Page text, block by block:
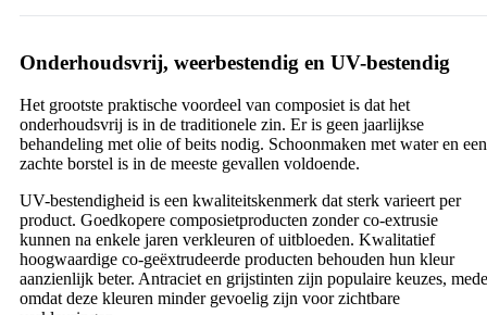
Onderhoudsvrij, weerbestendig en UV-bestendig
Het grootste praktische voordeel van composiet is dat het
onderhoudsvrij is in de traditionele zin. Er is geen jaarlijkse
behandeling met olie of beits nodig. Schoonmaken met water en een
zachte borstel is in de meeste gevallen voldoende.
UV-bestendigheid is een kwaliteitskenmerk dat sterk varieert per
product. Goedkopere composietproducten zonder co-extrusie
kunnen na enkele jaren verkleuren of uitbloeden. Kwalitatief
hoogwaardige co-geëxtrudeerde producten behouden hun kleur
aanzienlijk beter. Antraciet en grijstinten zijn populaire keuzes, mede
omdat deze kleuren minder gevoelig zijn voor zichtbare